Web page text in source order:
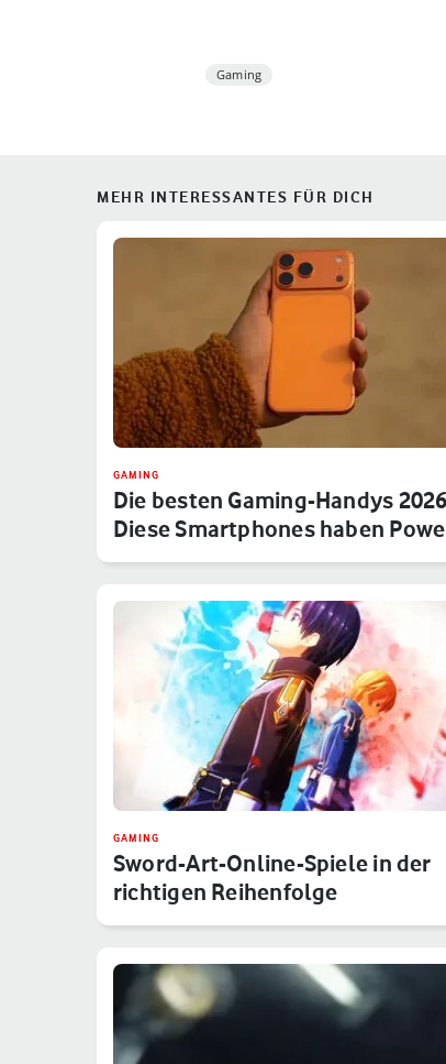
Gaming
MEHR INTERESSANTES FÜR DICH
GAMING
Die besten Gaming-Handys
Diese Smartphones haben
GAMING
Sword-Art-Online-Spiele in der
richtigen Reihenfolge